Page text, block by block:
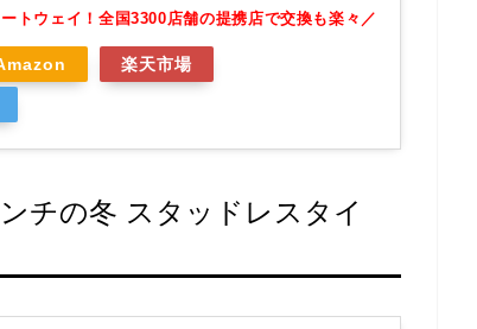
トウェイ！全国3300店舗の提携店で交換も楽々／
楽天市場
チの冬 スタッドレスタイ